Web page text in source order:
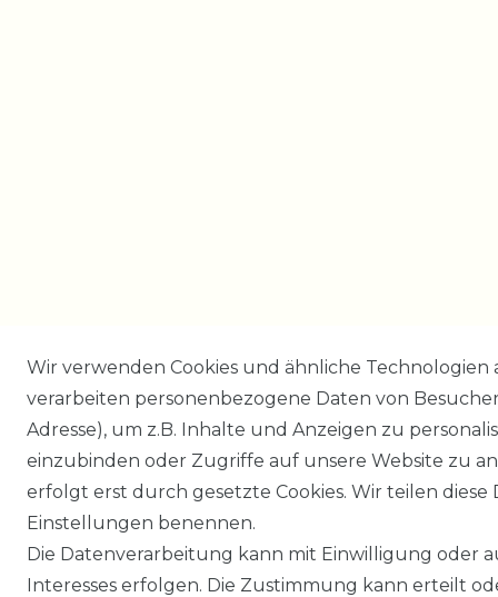
Wir verwenden Cookies und ähnliche
verarbeiten personenbezogene Daten von
Adresse), um z.B. Inhalte und Anzeigen zu
einzubinden oder Zugriffe auf unsere Website zu
erfolgt erst durch gesetzte Cookies. Wir teilen
Einstellungen benennen.
Die Datenverarbeitung kann mit Einwilligung oder
Interesses erfolgen. Die Zustimmung kann erteilt